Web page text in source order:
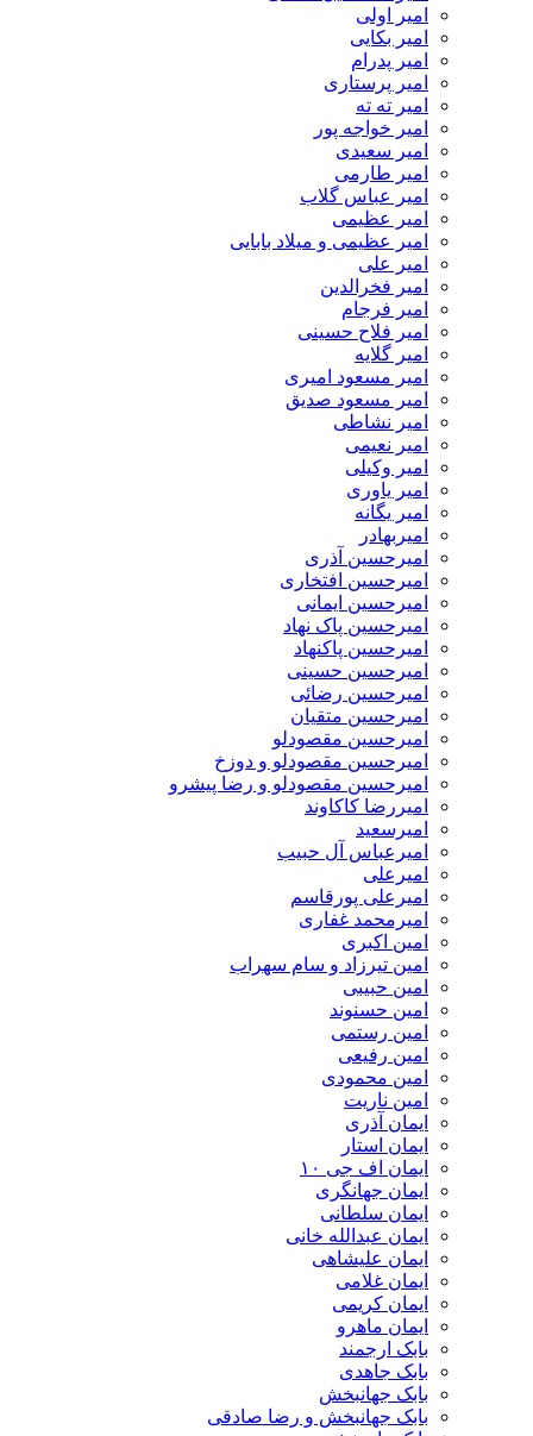
امیر اولی
امیر بکایی
امیر پدرام
امیر پرستاری
امیر ته ته
امیر خواجه پور
امیر سعیدی
امیر طارمی
امیر عباس گلاب
امیر عظیمی
امیر عظیمی و میلاد بابایی
امیر علی
امیر فخرالدین
امیر فرجام
امیر فلاح حسینی
امیر گلایه
امیر مسعود امیری
امیر مسعود صدیق
امیر نشاطی
امیر نعیمی
امیر وکیلی
امیر یاوری
امیر یگانه
امیربهادر
امیرحسین آذری
امیرحسین افتخاری
امیرحسین ایمانی
امیرحسین پاک نهاد
امیرحسین پاکنهاد
امیرحسین حسینی
امیرحسین رضائی
امیرحسین متقیان
امیرحسین مقصودلو
امیرحسین مقصودلو و دوزخ
امیرحسین مقصودلو و رضا پیشرو
امیررضا کاکاوند
امیرسعید
امیرعباس آل حبیب
امیرعلی
امیرعلی پورقاسم
امیرمحمد غفاری
امین اکبری
امین تیرزاد و سام سهراب
امین حبیبی
امین حسنوند
امین رستمی
امین رفیعی
امین محمودی
امین ناریت
ایمان آذری
ایمان استار
ایمان اف جی ۱۰
ایمان جهانگری
ایمان سلطانی
ایمان عبدالله خانی
ایمان علیشاهی
ایمان غلامی
ایمان کریمی
ایمان ماهرو
بابک ارجمند
بابک جاهدی
بابک جهانبخش
بابک جهانبخش و رضا صادقی